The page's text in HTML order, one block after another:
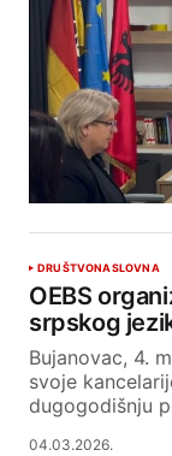
DRUŠTVONASLOVNA
OEBS
srpskog
Bujanovac, 4.
svoje
dugogodišnju
04.03.2026.